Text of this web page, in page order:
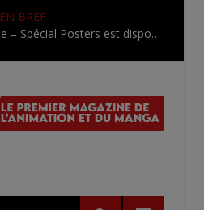
EN BREF
Une nouvelle série TV Digimon en préparation pour 2027